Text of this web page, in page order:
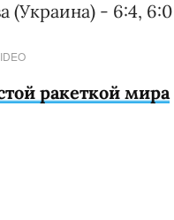
(Украина) - 6:4, 6:0
ракеткой мира